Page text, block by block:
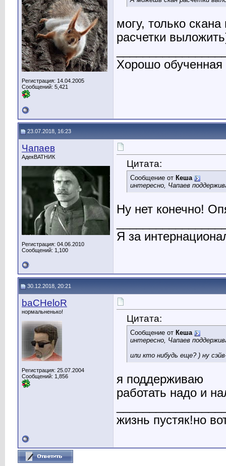
Регистрация: 14.04.2005
Сообщений: 5,421
могу, только
расчетки
Хорошо
23.07.2018, 16:23
Чапаев
АдекВАТНИК
Регистрация: 04.06.2010
Сообщений: 1,100
Цитата:
Сообщение от Кеша
интересно, Чапаев
Ну нет конечно!
Я за
30.12.2018, 20:21
baCHeloR
нормальненько!
Регистрация: 25.07.2004
Сообщений: 1,856
Цитата:
Сообщение от Кеша
интересно, Чапаев
или кто нибудь еще? ) ну
я поддерживаю
работать надо и
жизнь пустяк!но